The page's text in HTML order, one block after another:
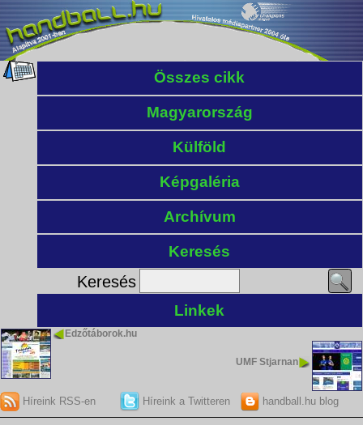
Összes cikk
Magyarország
Külföld
Képgaléria
Archívum
Keresés
Keresés
Linkek
Edzőtáborok.hu
UMF Stjarnan
Híreink RSS-en Híreink a Twitteren handball.hu blog